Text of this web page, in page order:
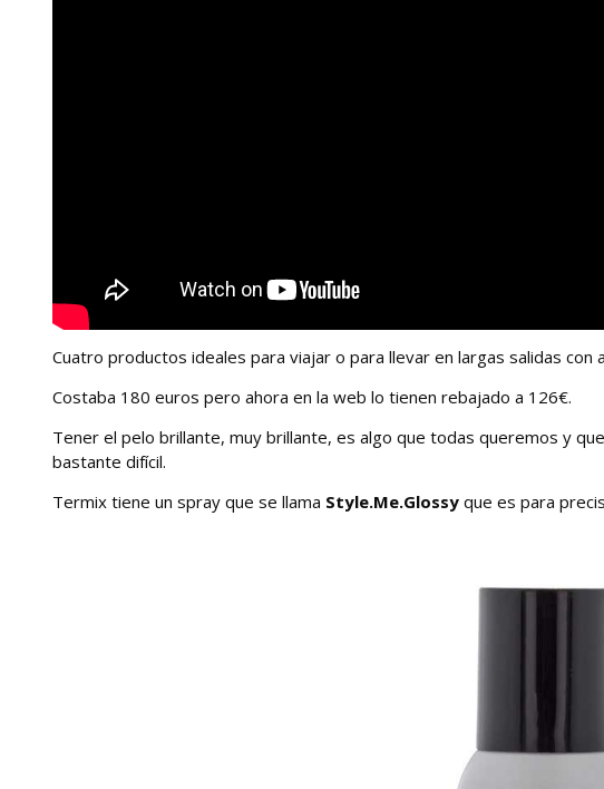
Cuatro productos ideales para viajar o para llevar en largas salidas con
Costaba 180 euros pero ahora en la web lo tienen rebajado a 126€.
Tener el pelo brillante, muy brillante, es algo que todas queremos y
bastante difícil.
Termix tiene un spray que se llama Style.Me.Glossy que es para